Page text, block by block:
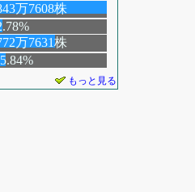
万7608株
万7631株
もっと見る